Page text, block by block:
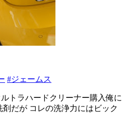
#ジェームス
トラハードクリーナー購入俺に
だが コレの洗浄力にはビック